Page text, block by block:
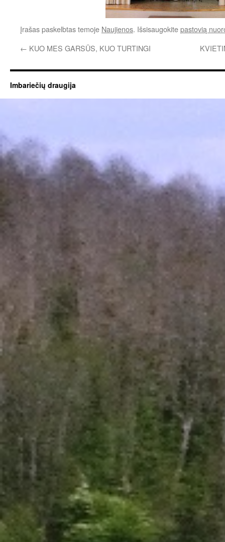
Įrašas paskelbtas temoje Naujienos. Išsisaugokitepastovią
← KUO MES GARSŪS, KUO TURTINGI
Imbariečių draugija